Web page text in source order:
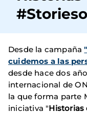
Desde la campaña
cuidemos a las
desde hace dos
internacional de
la que forma parte
iniciativa "Historias